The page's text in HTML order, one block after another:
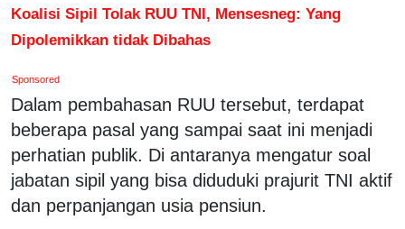
Koalisi Sipil Tolak RUU TNI, Mensesneg: Yang
Dipolemikkan tidak Dibahas
Sponsored
Dalam pembahasan RUU tersebut, terdapat
beberapa pasal yang sampai saat ini menjadi
perhatian publik. Di antaranya mengatur soal
jabatan sipil yang bisa diduduki prajurit TNI aktif
dan perpanjangan usia pensiun.